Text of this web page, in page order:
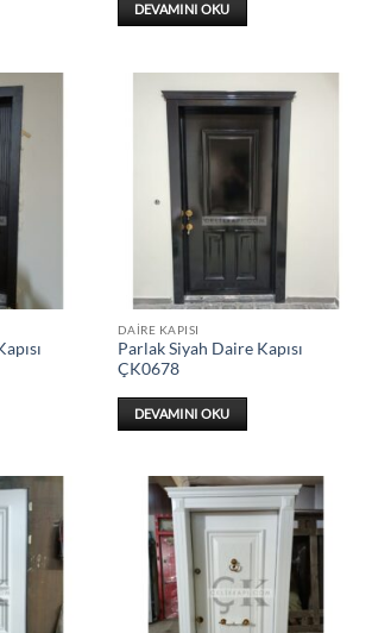
DEVAMINI OKU
DAIRE KAPISI
Parlak Siyah Daire Kapısı
ÇK0678
DEVAMINI OKU